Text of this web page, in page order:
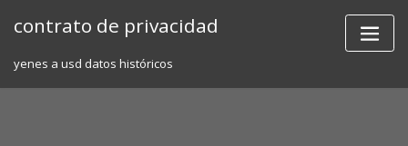
contrato de privacidad
yenes a usd datos históricos